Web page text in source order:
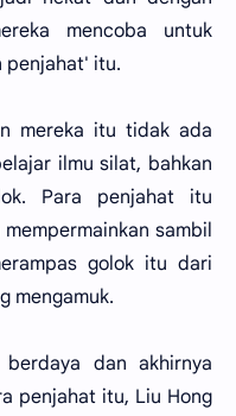
mencoba untuk
penjahat' itu.
mereka itu tidak ada
ilmu silat, bahkan
Para penjahat itu
sambil
golok itu dari
mengamuk.
dan akhirnya
penjahat itu, Liu Hong